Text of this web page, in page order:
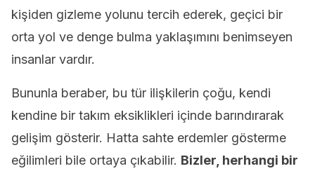
kişiden gizleme yolunu tercih ederek, geçici bir
orta yol ve denge bulma yaklaşımını benimseyen
insanlar vardır.
Bununla beraber, bu tür ilişkilerin çoğu, kendi
kendine bir takım eksiklikleri içinde barındırarak
gelişim gösterir. Hatta sahte erdemler gösterme
eğilimleri bile ortaya çıkabilir. Bizler, herhangi bir